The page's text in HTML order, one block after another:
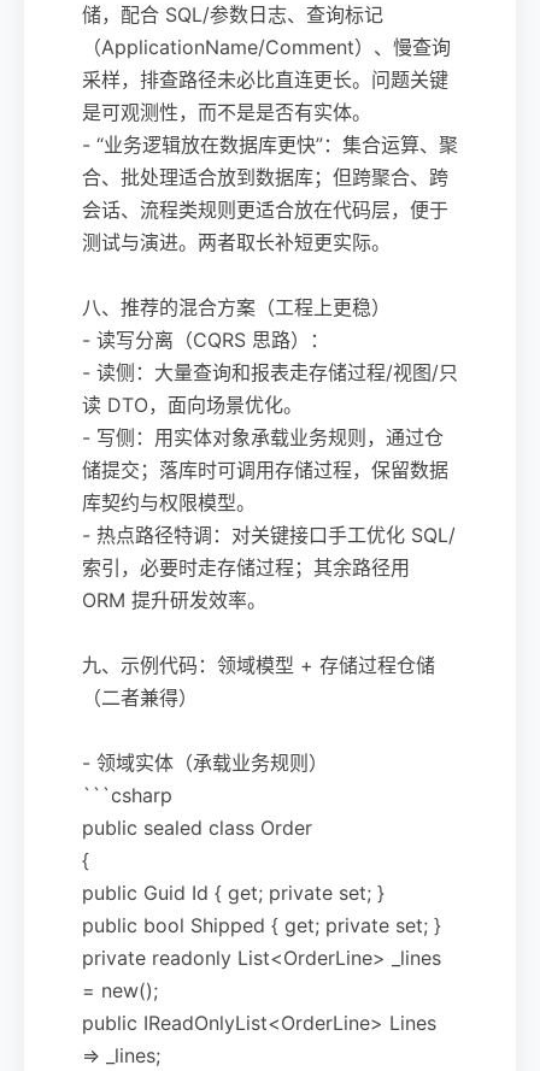
储，配合 SQL/参数日志、查询标记
（ApplicationName/Comment）、慢查询
采样，排查路径未必比直连更长。问题关键
是可观测性，而不是是否有实体。
- “业务逻辑放在数据库更快”：集合运算、聚
合、批处理适合放到数据库；但跨聚合、跨
会话、流程类规则更适合放在代码层，便于
测试与演进。两者取长补短更实际。
八、推荐的混合方案（工程上更稳）
- 读写分离（CQRS 思路）：
- 读侧：大量查询和报表走存储过程/视图/只
读 DTO，面向场景优化。
- 写侧：用实体对象承载业务规则，通过仓
储提交；落库时可调用存储过程，保留数据
库契约与权限模型。
- 热点路径特调：对关键接口手工优化 SQL/
索引，必要时走存储过程；其余路径用
ORM 提升研发效率。
九、示例代码：领域模型 + 存储过程仓储
（二者兼得）
- 领域实体（承载业务规则）
```csharp
public sealed class Order
{
public Guid Id { get; private set; }
public bool Shipped { get; private set; }
private readonly List<OrderLine> _lines
= new();
public IReadOnlyList<OrderLine> Lines
=> _lines;